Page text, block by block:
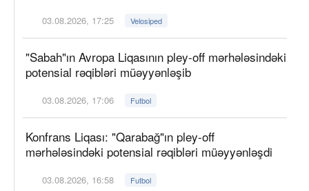
03.08.2026, 17:25 Velosiped
"Sabah"ın Avropa Liqasının pley-off mərhələsindəki
potensial rəqibləri müəyyənləşib
03.08.2026, 17:06 Futbol
Konfrans Liqası: "Qarabağ"ın pley-off
mərhələsindəki potensial rəqibləri müəyyənləşdi
03.08.2026, 16:58 Futbol